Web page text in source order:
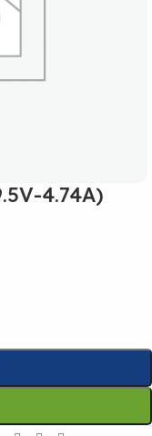
4.74A)